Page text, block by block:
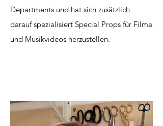
Departments und hat sich zusätzlich
darauf spezialisiert Special Props für Filme
und Musikvideos herzustellen.